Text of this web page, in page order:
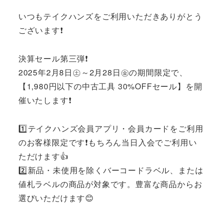
いつもテイクハンズをご利用いただきありがとう
ございます❗
決算セール第三弾❗
2025年2月8日㊏～2月28日㊎の期間限定で、
【1,980円以下の中古工具 30%OFFセール】を開
催いたします❗
1️⃣テイクハンズ会員アプリ・会員カードをご利用
のお客様限定です❗もちろん当日入会でご利用い
ただけます👍
2️⃣新品・未使用を除くバーコードラベル、または
値札ラベルの商品が対象です。豊富な商品からお
選びいただけます😊